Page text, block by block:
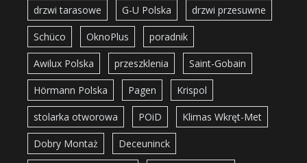
drzwi tarasowe G-U Polska drzwi przesuwne
Schüco OknoPlus poradnik
Awilux Polska przeszklenia Saint-Gobain
Hörmann Polska Pagen Krispol
stolarka otworowa POiD Klimas Wkręt-Met
Dobry Montaż Deceuninck